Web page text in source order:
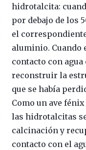
hidrotalcita:
por debajo de los
el
aluminio. Cuando
contacto con agua
reconstruir la
que se había
Como un ave
las hidrotalcitas
calcinación y
contacto con el